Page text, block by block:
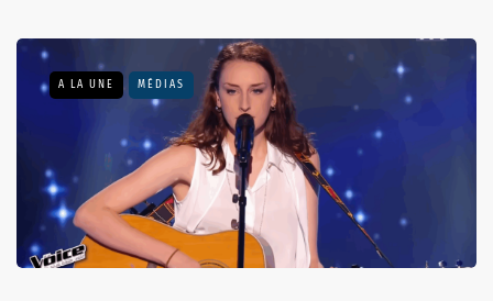
A LA UNE MÉDIAS